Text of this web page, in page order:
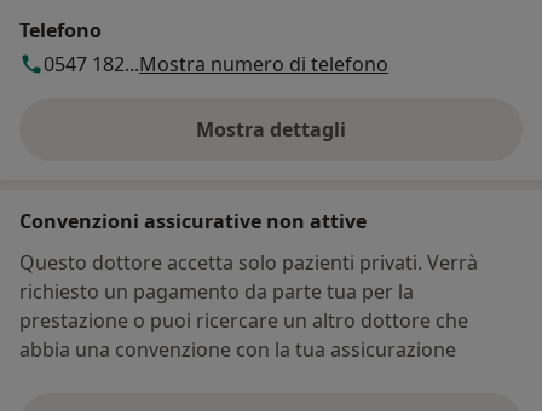
Telefono
0547 182...Mostra numero di telefono
Mostra dettagli
sull'indirizzo
Convenzioni assicurative non attive
Questo dottore accetta solo pazienti privati. Verrà
richiesto un pagamento da parte tua per la
prestazione o puoi ricercare un altro dottore che
abbia una convenzione con la tua assicurazione